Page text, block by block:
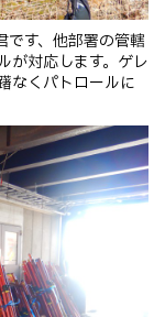
です、他部署の管轄
が対応します。ゲレ
なくパトロールに